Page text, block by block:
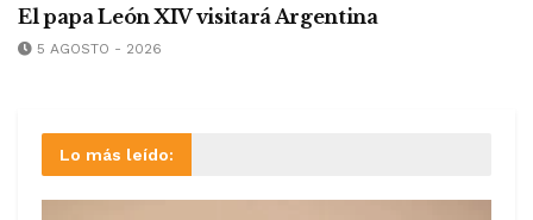
El papa León XIV visitará Argentina
5 AGOSTO - 2026
Lo más leído: